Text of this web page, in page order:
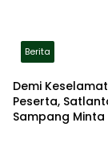
Berita
Demi
Peserta,
Sampang Minta